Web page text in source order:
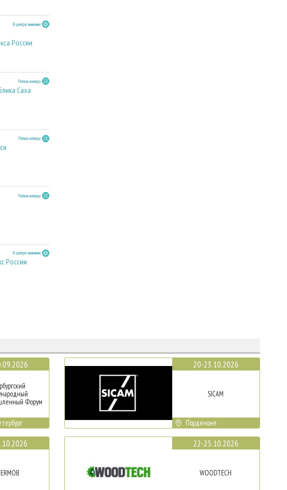
В центре внимания
России
Регион номера
Саха
Регион номера
Регион номера
В центре внимания
России
Форум
20-23.10.2026
SICAM
Порденоне
22-25.10.2026
WOODTECH